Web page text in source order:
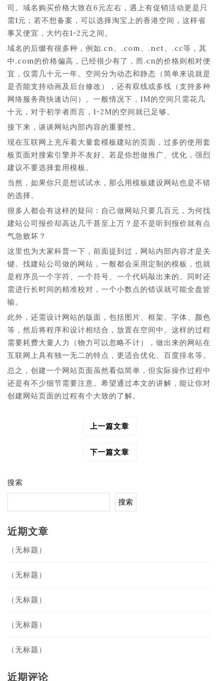
司。域名购买价格大致在6元左右，遇上有促销活动更是只
需1元；若不想备案，可以选择淘宝上的香港空间，这样省
事又便宜，大约在1-2元之间。
域名的后缀有很多种，例如.cn、.com、.net、.cc等，其
中.com的价格偏高，已经很少有了，而.cn的价格则相对便
宜，仅需几十元一年。空间分为动态和静态（简单来说就是
是否能支持动画及后台修改），还有双线或多线（支持多种
网络服务商快速访问）。一般情况下，1M的空间只需花几
十元，对于初学者而言，1-2M的空间就已足够。
接下来，谈谈网站内部内容的重要性。
现在互联网上充斥着大量套模板建站的页面，过多的使用套
板页面对搜索引擎并不友好。若是你想做推广、优化，强烈
建议不要选择套用模板。
当然，如果你只是想试试水，那么用模板建设网站也是不错
的选择。
很多人都会有这样的疑问：自己做网站只要几百元，为何找
建站公司报价却高达几千甚至上万？是不是听到报价就有点
气急败坏？
这里也为大家科普一下，前面提到过，网站内部内容才是关
键。找建站公司做的网站，一般都会采用定制的模板，也就
是程序员一个字符、一个符号、一个代码敲出来的。同时还
需进行长时间的精准校对，一个小数点的错误就可能全盘皆
输。
此外，还需设计网站的版面，包括图片、框架、字体、颜色
等，然后将程序和设计相结合，放置在空间中。这样的过程
需要耗费大量人力（物力可以忽略不计），做出来的网站在
互联网上具有独一无二的特点，更适合优化、百度排名等。
总之，创建一个网站页面虽然看似简单，但实际操作过程中
还是有不少细节需要注意。希望通过本文的讲解，能让你对
创建网站页面的过程有个大致的了解。
上一篇文章
下一篇文章
搜索
搜索
近期文章
（无标题）
（无标题）
（无标题）
（无标题）
（无标题）
近期评论